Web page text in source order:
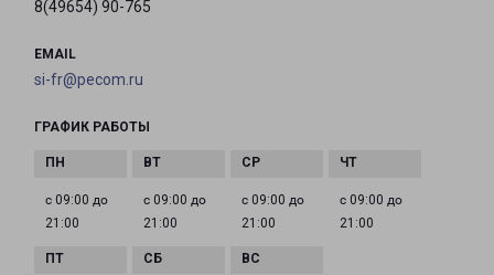
8(49654) 90-765
EMAIL
si-fr@pecom.ru
ГРАФИК РАБОТЫ
с 09:00 до
21:00
с 09:00 до
21:00
с 09:00 до
21:00
с 09:00 до
21:00